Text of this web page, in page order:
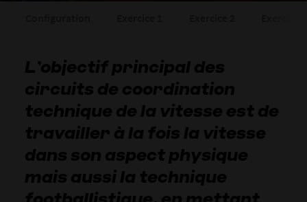
L’objectif principal des
circuits de coordination
technique de la vitesse est de
travailler à la fois la vitesse
dans son aspect physique
mais aussi la technique